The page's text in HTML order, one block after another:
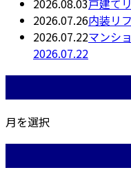
2026.08.03戸建て
2026.07.26内装リ
2026.07.22マンシ
2026.07.22
月を選択